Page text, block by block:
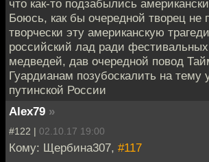
что как-то подзабылись
Боюсь, как бы очередной творец не
творчески эту американскую
российский лад ради
медведей, дав очередной повод
Гуардианам позубоскалить на тему
путинской России
Alex79 »
#122 | 02.10.17 19:00
Кому: Щербина307, #117